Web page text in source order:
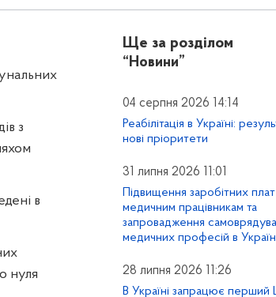
з
в
нуля
Ще за розділом
“Новини”
04 серпня 2026 14:14
Реабілітація в Україні:
нові пріоритети
31 липня 2026 11:01
Підвищення заробітних плат
медичним працівникам та
запровадження
медичних професій в
28 липня 2026 11:26
В Україні запрацює перший